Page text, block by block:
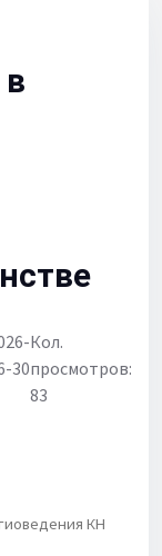
30
Кол.
просмотров:
83
КН